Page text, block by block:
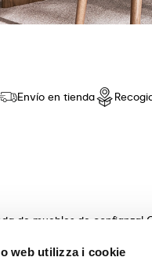
web utilizza i cookie
Envío en tienda
de muebles de
con un diseño innovador